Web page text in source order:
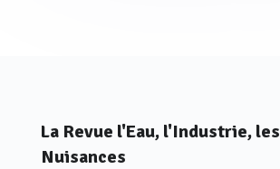
La Revue l'Eau, l'Industrie, les
Nuisances